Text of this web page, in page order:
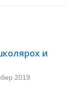
и
2019